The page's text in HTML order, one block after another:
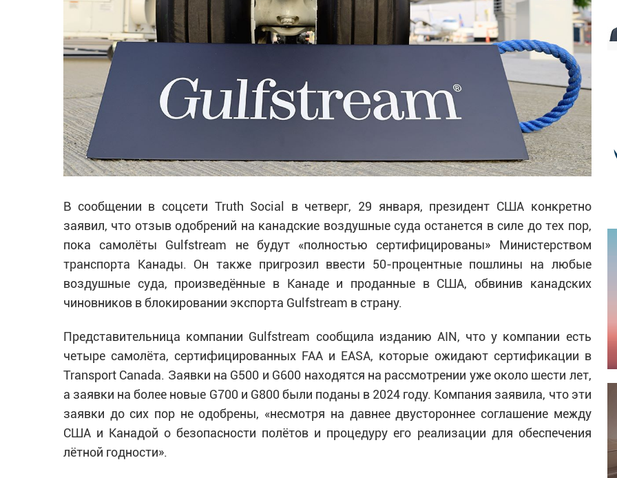
В сообщении в соцсети Truth Social в четверг, 29 января, президент США конкретно
заявил, что отзыв одобрений на канадские воздушные суда останется в силе до тех пор,
пока самолёты Gulfstream не будут «полностью сертифицированы» Министерством
транспорта Канады. Он также пригрозил ввести 50-процентные пошлины на любые
воздушные суда, произведённые в Канаде и проданные в США, обвинив канадских
чиновников в блокировании экспорта Gulfstream в страну.
Представительница компании Gulfstream сообщила изданию AIN, что у компании есть
четыре самолёта, сертифицированных FAA и EASA, которые ожидают сертификации в
Transport Canada. Заявки на G500 и G600 находятся на рассмотрении уже около шести лет,
а заявки на более новые G700 и G800 были поданы в 2024 году. Компания заявила, что эти
заявки до сих пор не одобрены, «несмотря на давнее двустороннее соглашение между
США и Канадой о безопасности полётов и процедуру его реализации для обеспечения
лётной годности».